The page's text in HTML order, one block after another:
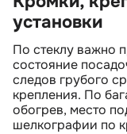
установки
По стеклу важно
состояние
следов грубого
крепления. По
обогрев, место
шелкографии по